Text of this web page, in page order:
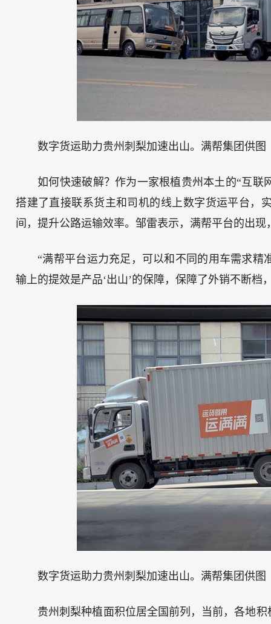
数字货运助力贵州刺梨加速出山。满帮集团供图
如何快速破解？作为一家根植贵州本土的“互
搭建了直接联系货主和司机的线上数字货运平台，
间，提升公路运输效率。邹雷表示，满帮平台的出现
“满帮平台运力充足，可以和不同的用车需求
输上的提效是产品‘出山’的保障，保障了外销不断
数字货运助力贵州刺梨加速出山。满帮集团供图
贵州刺梨种植面积位居全国前列，当前，各地